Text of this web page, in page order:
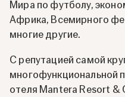
Мира по футболу,
Африка, Всемирного
многие другие.
С репутацией самой
многофункциональной
отеля Mantera Resort &